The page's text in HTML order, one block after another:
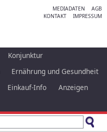
MEDIADATEN
AGB
KONTAKT
IMPRESSUM
Konjunktur
Ernährung und Gesundheit
Einkauf-Info
Anzeigen